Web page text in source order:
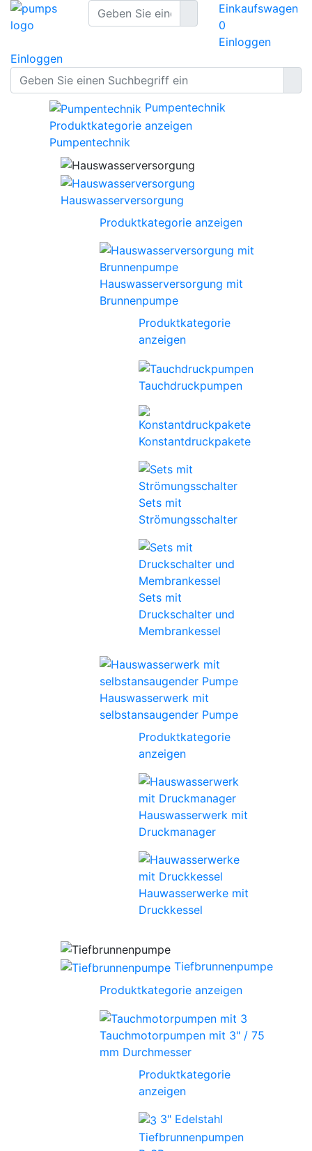
Einkaufswagen
0
Einloggen
Einloggen
Pumpentechnik
Produktkategorie anzeigen
Pumpentechnik
Hauswasserversorgung
Produktkategorie anzeigen
Hauswasserversorgung mit
Brunnenpumpe
Produktkategorie
anzeigen
Tauchdruckpumpen
Konstantdruckpakete
Sets mit
Strömungsschalter
Sets mit
Druckschalter und
Membrankessel
Hauswasserwerk mit
selbstansaugender Pumpe
Produktkategorie
anzeigen
Hauswasserwerk mit
Druckmanager
Hauwasserwerke mit
Druckkessel
Tiefbrunnenpumpe
Produktkategorie anzeigen
Tauchmotorpumpen mit 3" / 75
mm Durchmesser
Produktkategorie
anzeigen
3" Edelstahl
Tiefbrunnenpumpen